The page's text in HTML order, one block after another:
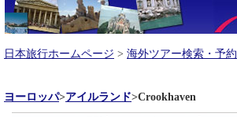
日本旅行ホームページ > 海外ツアー検索・予約
ヨーロッパ>アイルランド>Crookhaven